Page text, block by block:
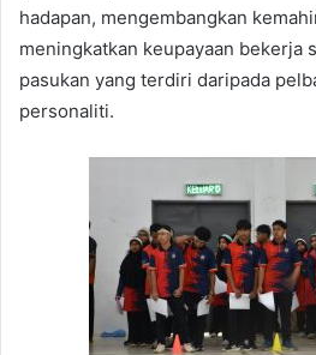
hadapan, mengembangkan
meningkatkan keupayaan bekerja
pasukan yang terdiri daripada
personaliti.